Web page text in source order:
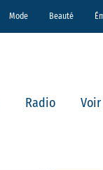
Mode Beauté
Radio